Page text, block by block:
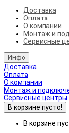
Доставка
Оплата
О компании
Монтаж и
Сервисные
Инфо
Доставка
Оплата
О компании
Монтаж и
Сервисные центры
В корзине пусто!
В корзине